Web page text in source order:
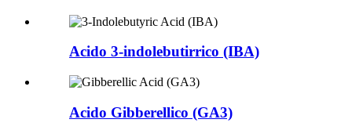
Acido 3-indolebutirrico (IBA)
Acido Gibberellico (GA3)